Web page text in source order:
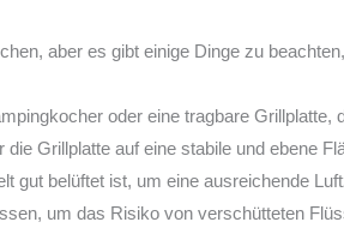
aber es gibt einige Dinge zu
oder eine tragbare Grillplatte,
Grillplatte auf eine stabile und ebene
gut belüftet ist, um eine ausreichende
um das Risiko von verschütteten